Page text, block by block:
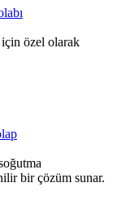
özel olarak
bir çözüm sunar.